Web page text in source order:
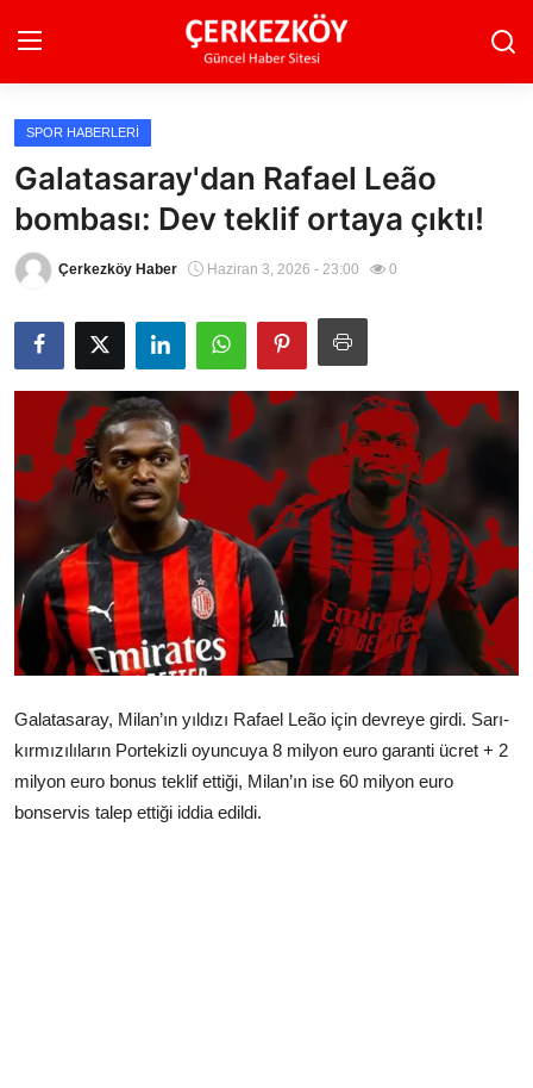
Ana Sayfa
Son Dakika
Ekonomi Haberleri
Magazin Haberleri
Spor Haberleri
Teknoloji Haberleri
Dünya Haberleri
Çerkezköy
SPOR HABERLERI
Galatasaray'dan Rafael Leão
bombası: Dev teklif ortaya çıktı!
Çerkezköy Haber Haziran 3, 2026 - 23:00 0
Galatasaray, Milan’ın yıldızı Rafael Leão için devreye girdi. Sarı-
kırmızılıların Portekizli oyuncuya 8 milyon euro garanti ücret + 2
milyon euro bonus teklif ettiği, Milan’ın ise 60 milyon euro
bonservis talep ettiği iddia edildi.